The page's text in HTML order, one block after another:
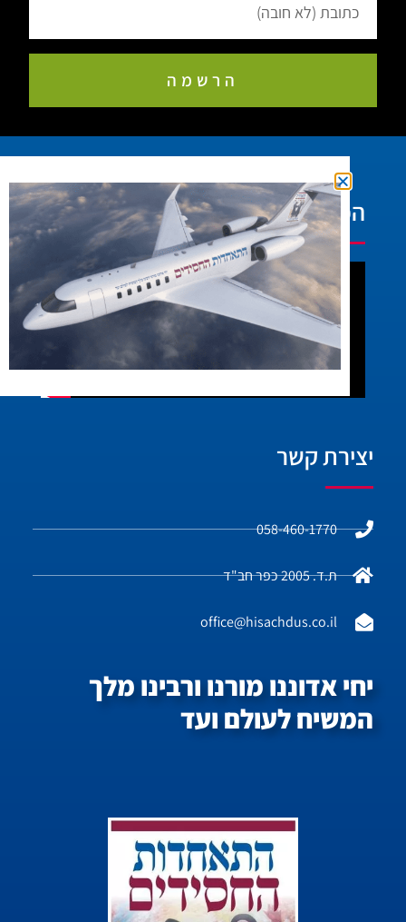
הרשמה
הפעילות בוידאו:
יצירת קשר
058-460-1770
ת.ד. 2005 כפר חב"ד
office@hisachdus.co.il
יחי אדוננו מורנו ורבינו מלך
המשיח לעולם ועד